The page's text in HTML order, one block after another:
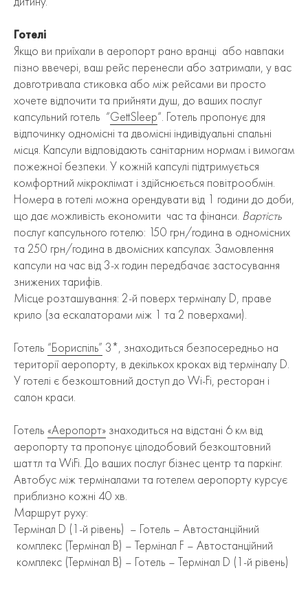
Готелі
Якщо ви приїхали в аеропорт рано вранці або навпаки
пізно ввечері, ваш рейс перенесли або затримали, у вас
довготривала стиковка або між рейсами ви просто
хочете відпочити та прийняти душ, до ваших послуг
капсульний готель “GettSleep“. Готель пропонує для
відпочинку одномісні та двомісні індивідуальні спальні
місця. Капсули відповідають санітарним нормам і вимогам
пожежної безпеки. У кожній капсулі підтримується
комфортний мікроклімат і здійснюється повітрообмін.
Номера в готелі можна орендувати від 1 години до доби,
що дає можливість економити час та фінанси. Вартість
послуг капсульного готелю: 150 грн/година в одномісних
та 250 грн/година в двомісних капсулах. Замовлення
капсули на час від 3-х годин передбачає застосування
знижених тарифів.
Місце розташування: 2-й поверх терміналу D, праве
крило (за ескалаторами між 1 та 2 поверхами).
Готель “Бориспіль” 3*, знаходиться безпосередньо на
території аеропорту, в декількох кроках від терміналу D.
У готелі є безкоштовний доступ до Wi-Fi, ресторан і
салон краси.
Готель «Аеропорт» знаходиться на відстані 6 км від
аеропорту та пропонує цілодобовий безкоштовний
шаттл та WiFi. До ваших послуг бізнес центр та паркінг.
Автобус між терміналами та готелем аеропорту курсує
приблизно кожні 40 хв.
Маршрут руху:
Термінал D (1-й рівень) – Готель – Автостанційний
комплекс (Термінал В) – Термінал F – Автостанційний
комплекс (Термінал В) – Готель – Термінал D (1-й рівень)